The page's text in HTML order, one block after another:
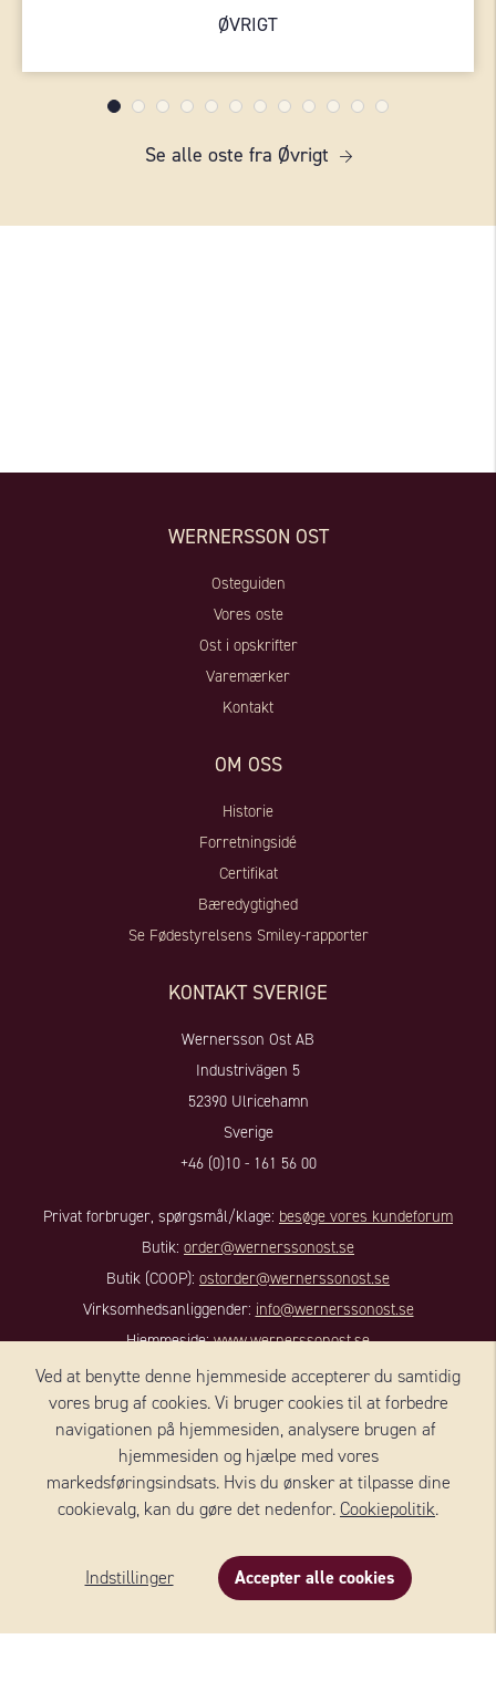
Ved at benytte denne hjemmeside accepterer du samtidig
vores brug af cookies. Vi bruger cookies til at forbedre
navigationen på hjemmesiden, analysere brugen af ​​
hjemmesiden og hjælpe med vores
markedsføringsindsats. Hvis du ønsker at tilpasse dine
cookievalg, kan du gøre det nedenfor.Cookiepolitik.
Indstillinger Accepter alle cookies
Indhold Om produktet
ØVRIGT
Se alle oste fra Øvrigt
WERNERSSON OST
Osteguiden
Vores oste
Ost i opskrifter
Varemærker
Kontakt
OM OSS
Historie
Forretningsidé
Certifikat
Bæredygtighed
Se Fødestyrelsens Smiley-rapporter
KONTAKT SVERIGE
Wernersson Ost AB
Industrivägen 5
52390 Ulricehamn
Sverige
+46 (0)10 - 161 56 00
Privat forbruger, spørgsmål/klage: besøge vores kundeforum
Butik: order@wernerssonost.se
Butik (COOP): ostorder@wernerssonost.se
Virksomhedsanliggender: info@wernerssonost.se
Hjemmeside:www.wernerssonost.se
KONTAKT DANMARK
Wernersson Ost Danmark A/S
Nørregade 8, 1, sal
4100 RINGSTED
+45 59 18 50 90